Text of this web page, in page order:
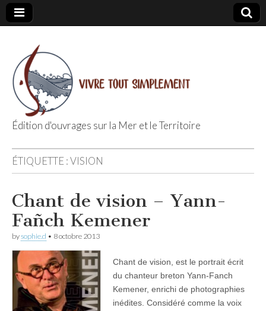
Editions Vivre
Tout
Simplement
Édition d'ouvrages sur la Mer et le Territoire
ÉTIQUETTE :VISION
Chant de vision – Yann-
Fañch Kemener
bysophie.d • 8 octobre 2013
Chant de vision, est le portrait écrit
du chanteur breton Yann-Fanch
Kemener, enrichi de photographies
inédites. Considéré comme la voix